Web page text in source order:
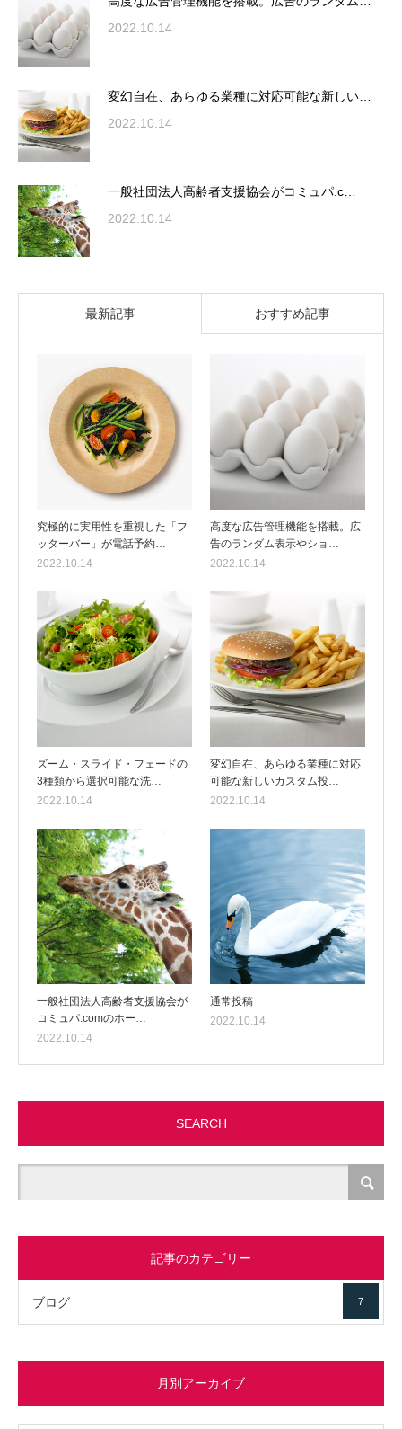
2022.10.14
変幻自在、あらゆる業種に対応可能な新しい…
2022.10.14
一般社団法人高齢者支援協会がコミュパ.c…
2022.10.14
最新記事 おすすめ記事
究極的に実用性を重視した「フ
ッターバー」が電話予約…
2022.10.14
高度な広告管理機能を搭載。広
告のランダム表示やショ…
2022.10.14
ズーム・スライド・フェードの
3種類から選択可能な洗…
2022.10.14
変幻自在、あらゆる業種に対応
可能な新しいカスタム投…
2022.10.14
一般社団法人高齢者支援協会が
コミュパ.comのホー…
2022.10.14
通常投稿
2022.10.14
SEARCH
記事のカテゴリー
ブログ 7
月別アーカイブ